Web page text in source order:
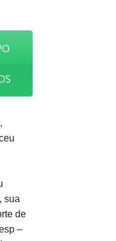
sua
de
–